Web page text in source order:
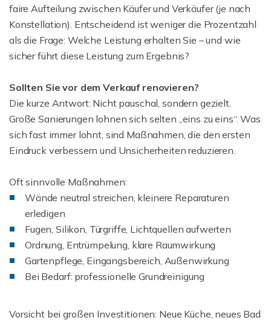
faire Aufteilung zwischen Käufer und Verkäufer (je nach
Konstellation). Entscheidend ist weniger die Prozentzahl
als die Frage: Welche Leistung erhalten Sie – und wie
sicher führt diese Leistung zum Ergebnis?
Sollten Sie vor dem Verkauf renovieren?
Die kurze Antwort: Nicht pauschal, sondern gezielt.
Große Sanierungen lohnen sich selten „eins zu eins“. Was
sich fast immer lohnt, sind Maßnahmen, die den ersten
Eindruck verbessern und Unsicherheiten reduzieren.
Oft sinnvolle Maßnahmen:
Wände neutral streichen, kleinere Reparaturen
erledigen
Fugen, Silikon, Türgriffe, Lichtquellen aufwerten
Ordnung, Entrümpelung, klare Raumwirkung
Gartenpflege, Eingangsbereich, Außenwirkung
Bei Bedarf: professionelle Grundreinigung
Vorsicht bei großen Investitionen: Neue Küche, neues Bad